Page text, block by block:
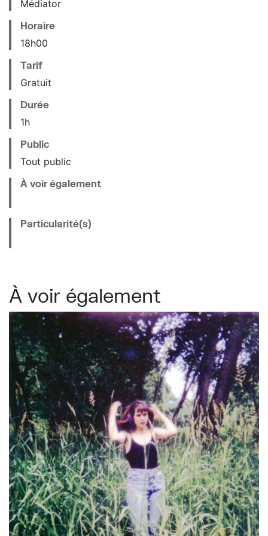
Médiator
Horaire
18h00
Tarif
Gratuit
Durée
1h
Public
Tout public
À voir également
Particularité(s)
À voir également